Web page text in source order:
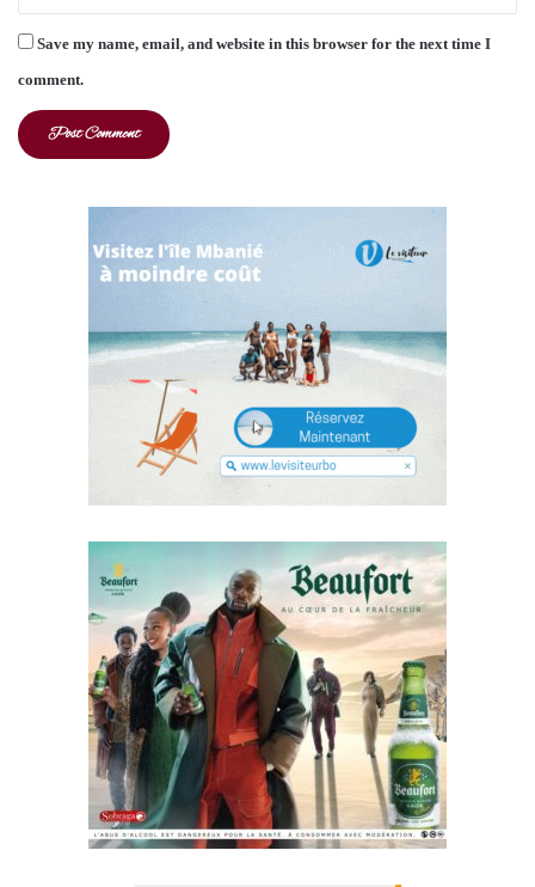
Save my name, email, and website in this browser for the next time I
comment.